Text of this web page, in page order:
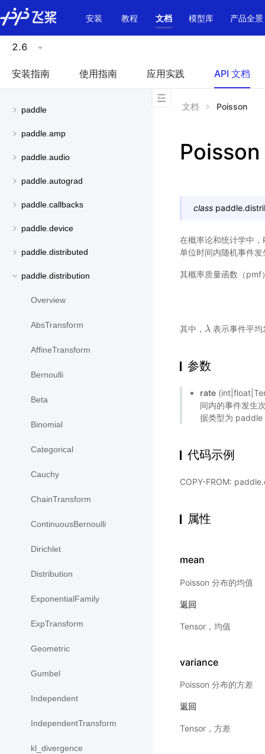
\u200E
安装
教程 文档 模型库 产品全景
2.6
安装指南 使用指南 应用实践 API 文档
paddle
paddle.amp
paddle.audio
paddle.autograd
paddle.callbacks
paddle.device
paddle.distributed
paddle.distribution
Overview
AbsTransform
AffineTransform
Bernoulli
Beta
Binomial
Categorical
Cauchy
ChainTransform
ContinuousBernoulli
Dirichlet
Distribution
ExponentialFamily
ExpTransform
Geometric
Gumbel
Independent
IndependentTransform
kl_divergence
文档 Poisson
Poisson
class
在概率论和统计学中
单位时间内随机事件
其概率质量函数（pmf
其中， λ
λ 表示事件平
参数
rate
间内的事件发生
据类型为 paddle
代码示例
COPY-FROM:
属性
mean
Poisson 分布的均值
返回
Tensor，均值
variance
Poisson 分布的方差
返回
Tensor，方差